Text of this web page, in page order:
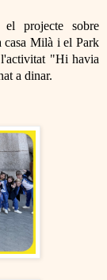
projecte sobre
casa Milà i el Park
"Hi havia
a dinar.